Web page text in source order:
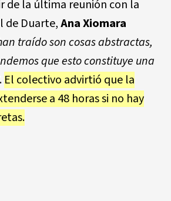
de la última reunión con la
de Duarte,Ana Xiomara
traído son cosas abstractas,
que esto constituye una
. El colectivo advirtió que la
a 48 horas si no hay